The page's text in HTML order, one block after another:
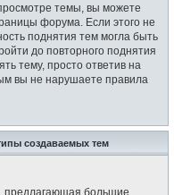
темы, вы можете
форума. Если этого не
поднятия тем могла быть
до повторного поднятия
тему, просто ответив на
вы не нарушаете правила
создаваемых тем
предлагающая большие